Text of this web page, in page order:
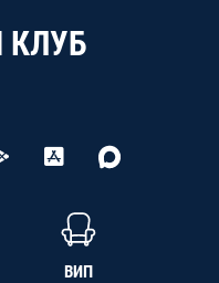
КЛУБ
ВИП